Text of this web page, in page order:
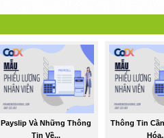
Payslip Và Những Thông
Tin Về...
Thông Tin